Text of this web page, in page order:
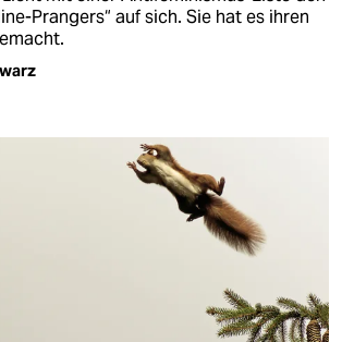
Prangers“ auf sich. Sie hat es ihren